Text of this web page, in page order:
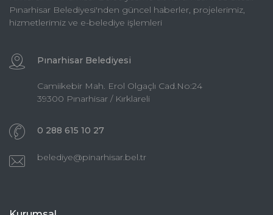
Pınarhisar Belediyesi'nden güncel haberler, projelerimiz,
hizmetlerimiz ve e-belediye işlemleri
Pınarhisar Belediyesi
Camiikebir Mah. Erol Olgaçlı Cad.No:24
39300 Pınarhisar / Kırklareli
0 288 615 10 27
belediye@pinarhisar.bel.tr